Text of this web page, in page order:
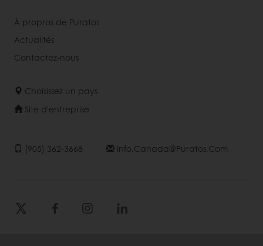
À propros de Puratos
Actualités
Contactez-nous
Choisissez un pays
Site d'entreprise
(905) 362-3668 Info.canada@puratos.com